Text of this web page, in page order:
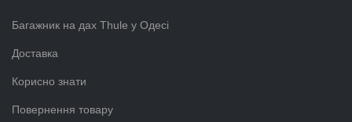
Багажник на дах Thule у Одесі
Доставка
Корисно знати
Повернення товару